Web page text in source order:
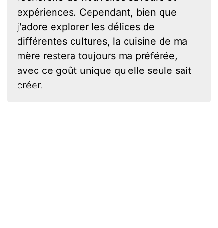
expériences. Cependant, bien que
j'adore explorer les délices de
différentes cultures, la cuisine de ma
mère restera toujours ma préférée,
avec ce goût unique qu'elle seule sait
créer.